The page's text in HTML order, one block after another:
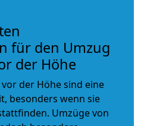
für den Umzug
der Höhe
der Höhe sind eine
besonders wenn sie
Umzüge von